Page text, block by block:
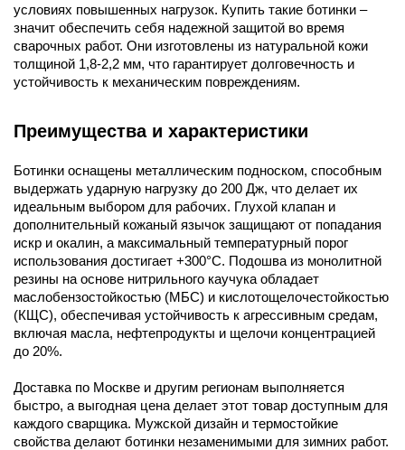
условиях повышенных нагрузок. Купить такие ботинки –
значит обеспечить себя надежной защитой во время
сварочных работ. Они изготовлены из натуральной кожи
толщиной 1,8-2,2 мм, что гарантирует долговечность и
устойчивость к механическим повреждениям.
Преимущества и характеристики
Ботинки оснащены металлическим подноском, способным
выдержать ударную нагрузку до 200 Дж, что делает их
идеальным выбором для рабочих. Глухой клапан и
дополнительный кожаный язычок защищают от попадания
искр и окалин, а максимальный температурный порог
использования достигает +300°С. Подошва из монолитной
резины на основе нитрильного каучука обладает
маслобензостойкостью (МБС) и кислотощелочестойкостью
(КЩС), обеспечивая устойчивость к агрессивным средам,
включая масла, нефтепродукты и щелочи концентрацией
до 20%.
Доставка по Москве и другим регионам выполняется
быстро, а выгодная цена делает этот товар доступным для
каждого сварщика. Мужской дизайн и термостойкие
свойства делают ботинки незаменимыми для зимних работ.